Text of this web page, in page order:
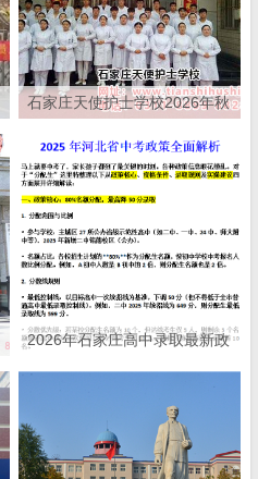
石家庄天使护士学校2026年秋
2026年石家庄高中录取最新政
策